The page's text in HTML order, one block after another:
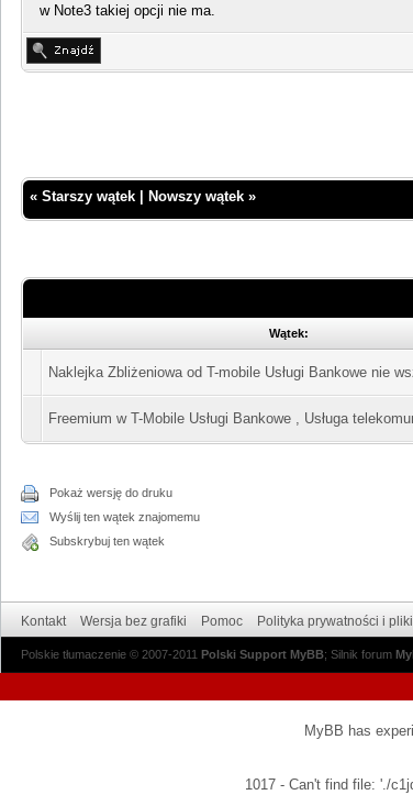
w Note3 takiej opcji nie ma.
« Starszy wątek Nowszy wątek »
Wątek:
Naklejka Zbliżeniowa od T-mobile Usługi Bankowe nie
Freemium w T-Mobile Usługi Bankowe , Usługa
Pokaż wersję do druku
Wyślij ten wątek znajomemu
Subskrybuj ten wątek
Kontakt Wersja bez grafiki Pomoc Polityka prywatności i
Polskie tłumaczenie © 2007-2011 Polski Support MyBB; Silnik forum
MyBB has
1017 - Can't find file: './